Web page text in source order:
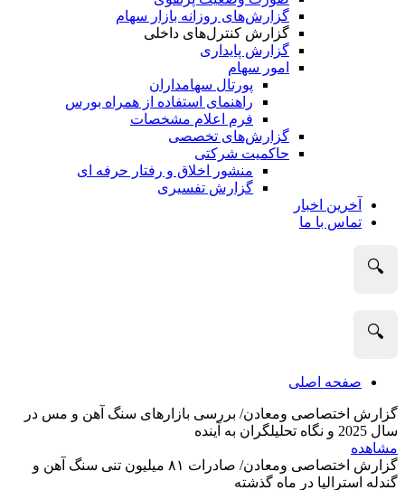
گزارش‌های روزانه بازار سهام
گزارش کنترل‌های داخلی
گزارش پایداری
امور سهام
پورتال سهامداران
راهنمای استفاده از همراه بورس
فرم اعلام مشخصات
گزارش‌های تخصصی
حاکمیت شرکتی
منشور اخلاق و رفتار حرفه­ ای
گزارش تفسیری
آخرین اخبار
تماس با ما
🔍
🔍
صفحه اصلی
گزارش اختصاصی ومعادن/ بررسی بازارهای سنگ آهن و مس در
سال 2025 و نگاه تحلیلگران به آینده
مشاهده
گزارش اختصاصی ومعادن/ صادرات ۸۱ میلیون تنی سنگ آهن و
گندله استرالیا در ماه گذشته